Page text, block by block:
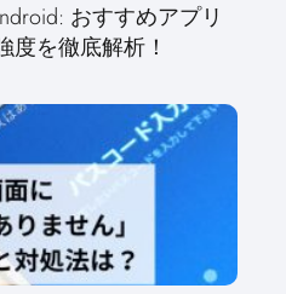
おすすめアプリ
度を徹底解析！